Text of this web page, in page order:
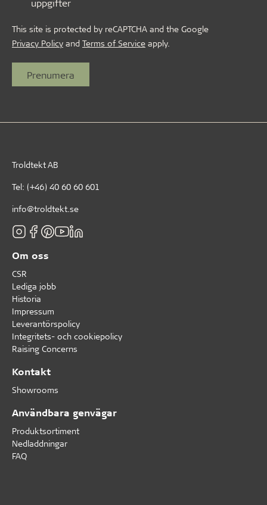
uppgifter
This site is protected by reCAPTCHA and the Google
Privacy Policy and Terms of Service apply.
Troldtekt AB
Tel: (+46) 40 60 60 601
info@troldtekt.se
Om oss
CSR
Lediga jobb
Historia
Impressum
Leverantörspolicy
Integritets- och cookiepolicy
Raising Concerns
Kontakt
Showrooms
Användbara genvägar
Produktsortiment
Nedladdningar
FAQ